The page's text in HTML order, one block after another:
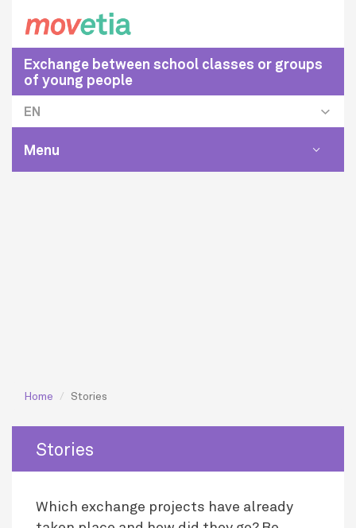
Exchange between school classes or groups
of young people
EN
Toggle
Menu
Home Stories
Stories
Which exchange projects have already